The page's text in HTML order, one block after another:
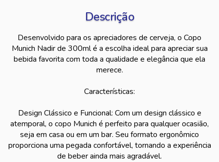
Descrição
Desenvolvido para os apreciadores de cerveja, o Copo
Munich Nadir de 300ml é a escolha ideal para apreciar sua
bebida favorita com toda a qualidade e elegância que ela
merece.
Características:
Design Clássico e Funcional: Com um design clássico e
atemporal, o copo Munich é perfeito para qualquer ocasião,
seja em casa ou em um bar. Seu formato ergonômico
proporciona uma pegada confortável, tornando a experiência
de beber ainda mais agradável.